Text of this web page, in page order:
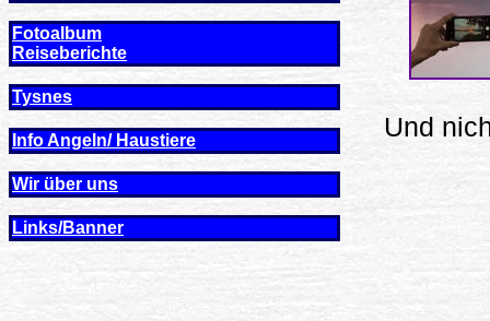
Fotoalbum
Reiseberichte
Tysnes
Info Angeln/ Haustiere
Wir über uns
Links/Banner
Und